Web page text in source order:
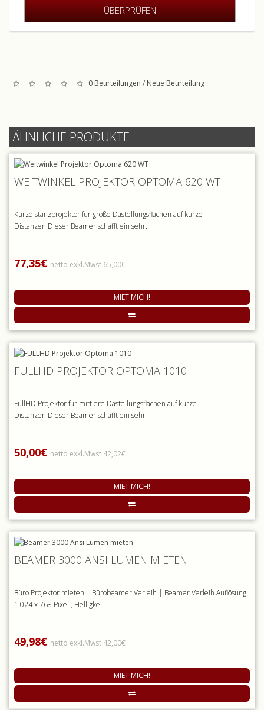
0 Beurteilungen / Neue Beurteilung
ÄHNLICHE PRODUKTE
WEITWINKEL PROJEKTOR OPTOMA 620 WT
Kurzdistanzprojektor für große Dastellungsflächen auf kurze
Distanzen.Dieser Beamer schafft ein sehr..
77,35€ netto exkl.Mwst 65,00€
MIET MICH!
FULLHD PROJEKTOR OPTOMA 1010
FullHD Projektor für mittlere Dastellungsflächen auf kurze
Distanzen.Dieser Beamer schafft ein sehr ..
50,00€ netto exkl.Mwst 42,02€
MIET MICH!
BEAMER 3000 ANSI LUMEN MIETEN
Büro Projektor mieten | Bürobeamer Verleih | Beamer Verleih.Auflösung:
1.024 x 768 Pixel , Helligke..
49,98€ netto exkl.Mwst 42,00€
MIET MICH!